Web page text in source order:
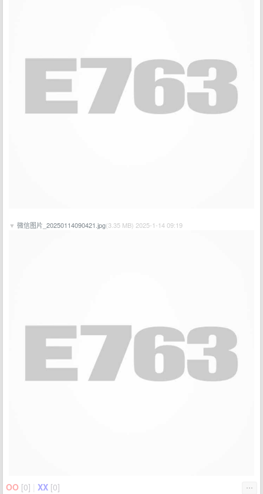
▼ 微信图片_20250114090421.jpg(3.35 MB) 2025-1-14 09:19
⋯
OO [0] XX [0]